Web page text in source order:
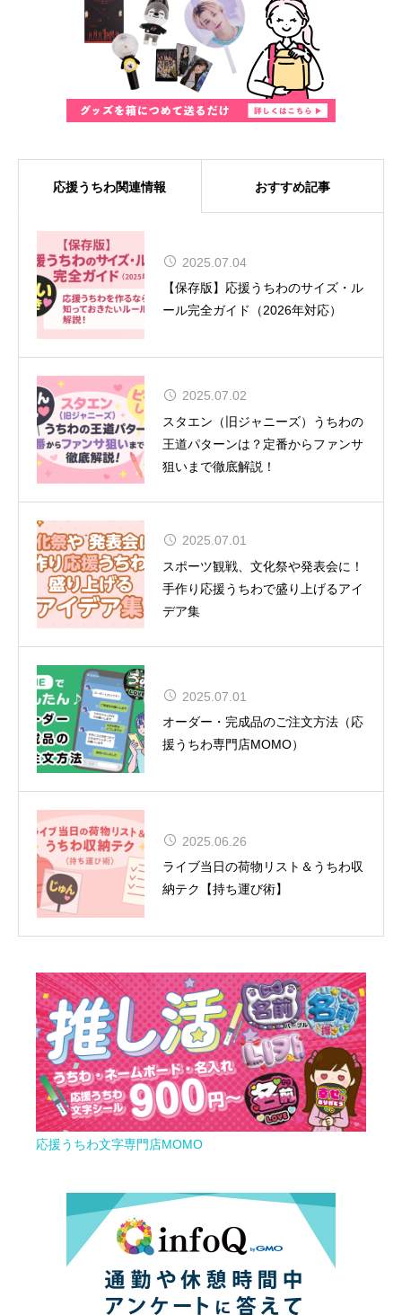
応援うちわ関連情報 おすすめ記事
2025.07.04
【保存版】応援うちわのサイズ・ル
ール完全ガイド（2026年対応）
2025.07.02
スタエン（旧ジャニーズ）うちわの
王道パターンは？定番からファンサ
狙いまで徹底解説！
2025.07.01
スポーツ観戦、文化祭や発表会に！
手作り応援うちわで盛り上げるアイ
デア集
2025.07.01
オーダー・完成品のご注文方法（応
援うちわ専門店MOMO）
2025.06.26
ライブ当日の荷物リスト＆うちわ収
納テク【持ち運び術】
MUSE、8年ぶりの来日が決定！大
阪では『SONIC EXPO 2025』のヘ
ッドライナーとして特別公演を実施
舞台『呪術廻戦』-懐玉・玉折- 全キ
ャスト＆ビジュアル解禁！
CUTIE STREET 初の全国ツアー12
都市15公演
夏uuu祭（なつまつり）開催
松田聖子、通算54作目のアルバムが
TOP10入り！女性歴代1位タイの快
挙達成
応援うちわ文字専門店MOMO